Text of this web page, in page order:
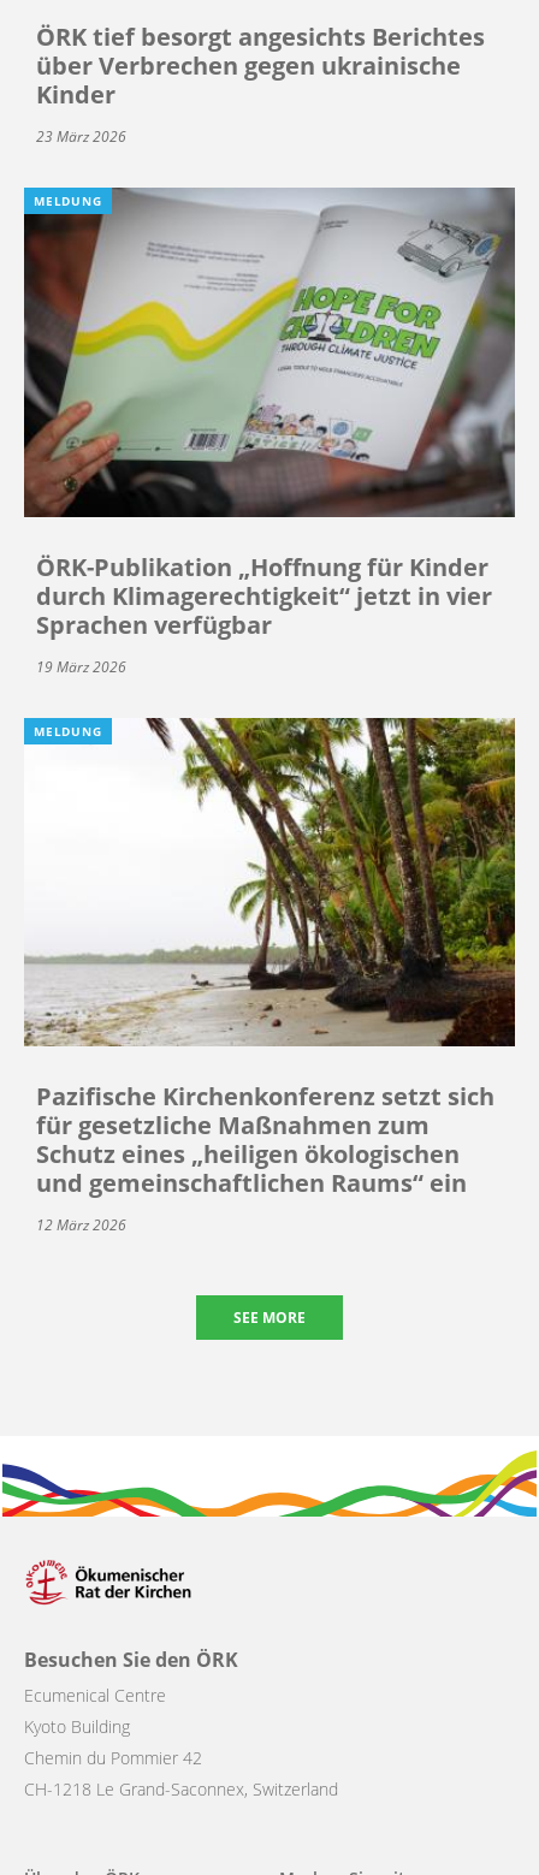
ÖRK tief besorgt angesichts Berichtes
über Verbrechen gegen ukrainische
Kinder
23 März 2026
MELDUNG
ÖRK-Publikation „Hoffnung für Kinder
durch Klimagerechtigkeit“ jetzt in vier
Sprachen verfügbar
19 März 2026
MELDUNG
Pazifische Kirchenkonferenz setzt sich
für gesetzliche Maßnahmen zum
Schutz eines „heiligen ökologischen
und gemeinschaftlichen Raums“ ein
12 März 2026
SEE MORE
Besuchen Sie den ÖRK
Ecumenical Centre
Kyoto Building
Chemin du Pommier 42
CH-1218 Le Grand-Saconnex, Switzerland